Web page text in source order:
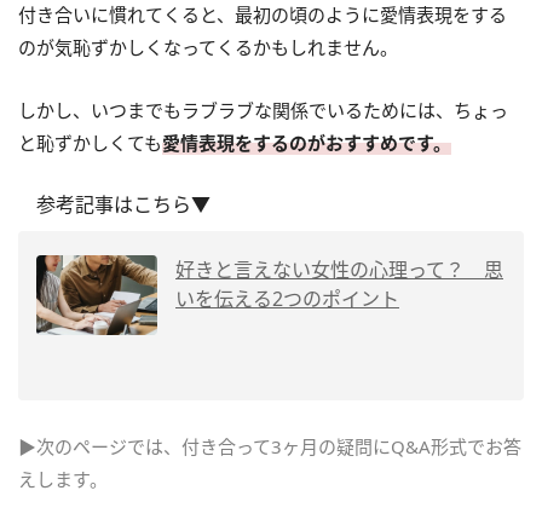
付き合いに慣れてくると、最初の頃のように愛情表現をする
のが気恥ずかしくなってくるかもしれません。
しかし、いつまでもラブラブな関係でいるためには、ちょっ
と恥ずかしくても愛情表現をするのがおすすめです。
参考記事はこちら▼
好きと言えない女性の心理って？ 思
いを伝える2つのポイント
▶次のページでは、付き合って3ヶ月の疑問にQ&A形式でお答
えします。